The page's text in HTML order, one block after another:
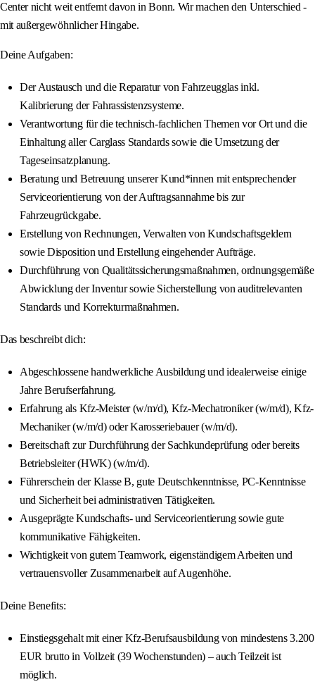
Center nicht weit entfernt davon in Bonn. Wir machen den Unterschied -
mit außergewöhnlicher Hingabe.
Deine Aufgaben:
Der Austausch und die Reparatur von Fahrzeugglas inkl.
Kalibrierung der Fahrassistenzsysteme.
Verantwortung für die technisch-fachlichen Themen vor Ort und die
Einhaltung aller Carglass Standards sowie die Umsetzung der
Tageseinsatzplanung.
Beratung und Betreuung unserer Kund*innen mit entsprechender
Serviceorientierung von der Auftragsannahme bis zur
Fahrzeugrückgabe.
Erstellung von Rechnungen, Verwalten von Kundschaftsgeldern
sowie Disposition und Erstellung eingehender Aufträge.
Durchführung von Qualitätssicherungsmaßnahmen, ordnungsgemäße
Abwicklung der Inventur sowie Sicherstellung von auditrelevanten
Standards und Korrekturmaßnahmen.
Das beschreibt dich:
Abgeschlossene handwerkliche Ausbildung und idealerweise einige
Jahre Berufserfahrung.
Erfahrung als Kfz-Meister (w/m/d), Kfz-Mechatroniker (w/m/d), Kfz-
Mechaniker (w/m/d) oder Karosseriebauer (w/m/d).
Bereitschaft zur Durchführung der Sachkundeprüfung oder bereits
Betriebsleiter (HWK) (w/m/d).
Führerschein der Klasse B, gute Deutschkenntnisse, PC-Kenntnisse
und Sicherheit bei administrativen Tätigkeiten.
Ausgeprägte Kundschafts- und Serviceorientierung sowie gute
kommunikative Fähigkeiten.
Wichtigkeit von gutem Teamwork, eigenständigem Arbeiten und
vertrauensvoller Zusammenarbeit auf Augenhöhe.
Deine Benefits:
Einstiegsgehalt mit einer Kfz-Berufsausbildung von mindestens 3.200
EUR brutto in Vollzeit (39 Wochenstunden) – auch Teilzeit ist
möglich.